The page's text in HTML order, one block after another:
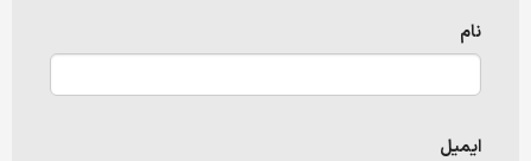
نام
ایمیل